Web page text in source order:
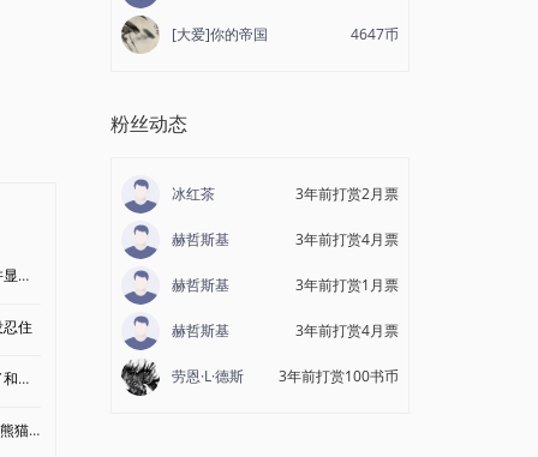
务
住
着
遇
[大爱]你的帝国 4647币
粉丝动态
冰红茶 3年前打赏2月票
赫哲斯基 3年前打赏4月票
赫哲斯基 3年前打赏1月票
赫哲斯基 3年前打赏4月票
劳恩·L·德斯 3年前打赏100书币